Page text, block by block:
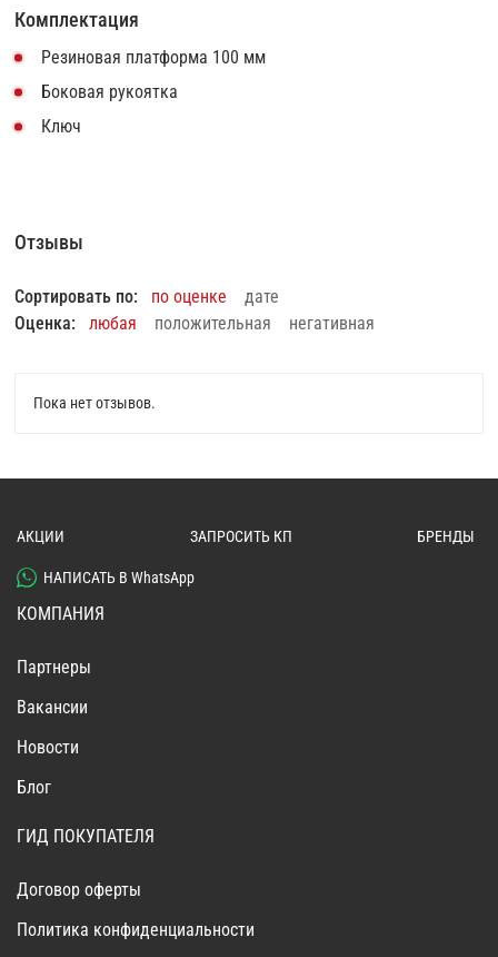
Комплектация
Резиновая платформа 100 мм
Боковая рукоятка
Ключ
Отзывы
Сортировать по: по оценке
дате
Оценка:
любая положительная негативная
Пока нет отзывов.
АКЦИИ ЗАПРОСИТЬ КП БРЕНДЫ
НАПИСАТЬ В WhatsApp
КОМПАНИЯ
Партнеры
Вакансии
Новости
Блог
ГИД ПОКУПАТЕЛЯ
Договор оферты
Политика конфиденциальности